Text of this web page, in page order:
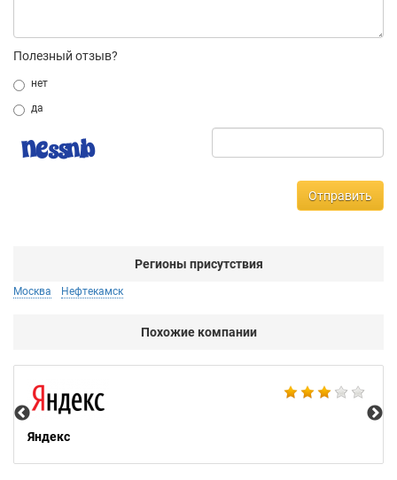
Полезный отзыв?
нет
да
Отправить
Регионы присутствия
Москва Нефтекамск
Похожие компании
Яндекс